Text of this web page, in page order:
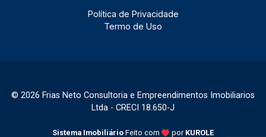
Política de Privacidade
Termo de Uso
© 2026 Frias Neto Consultoria e Empreendimentos Imobiliarios
Ltda - CRECI 18.650-J
Sistema Imobiliário Feito com por KUROLE